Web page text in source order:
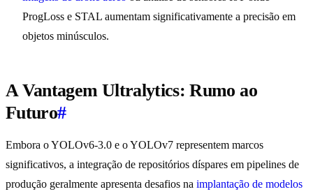
ProgLoss e STAL aumentam significativamente a precisão em
objetos minúsculos.
A Vantagem Ultralytics: Rumo ao
Futuro#
Embora o YOLOv6-3.0 e o YOLOv7 representem marcos
significativos, a integração de repositórios díspares em pipelines de
produção geralmente apresenta desafios na implantação de modelos